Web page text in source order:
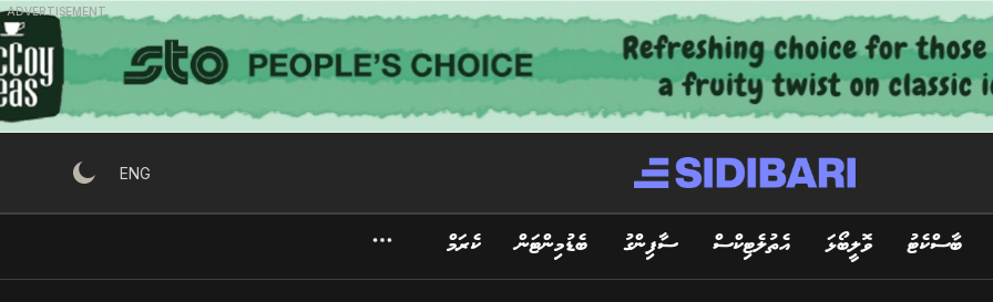
ADVERTISEMENT
ENG
ބާސްކެޓު ވޮލީބޯޅަ އެތުލެޓިކްސް ސާފިންގު ބެޑުމިންޓަން ކެރަމް